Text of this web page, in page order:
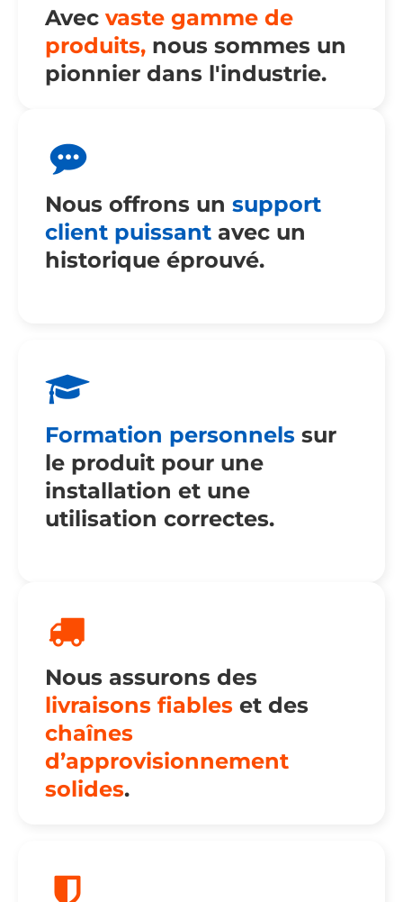
Avec vaste gamme de
produits, nous sommes un
pionnier dans l'industrie.
Nous offrons un support
client puissant avec un
historique éprouvé.
Formation personnels sur
le produit pour une
installation et une
utilisation correctes.
Nous assurons des
livraisons fiables et des
chaînes
d’approvisionnement
solides.